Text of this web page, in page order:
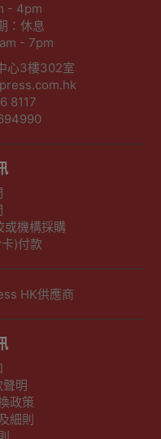
- 4pm
：休息
- 7pm
心3樓302室
8117
或機構採購
)付款
HK供應商
明
政策
細則